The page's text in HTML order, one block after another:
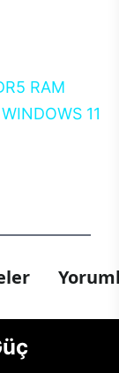
RAM
11